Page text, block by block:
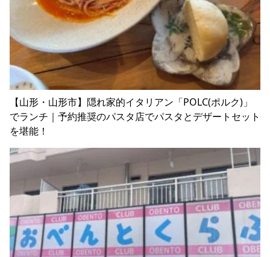
【山形・山形市】隠れ家的イタリアン「POLC(ポルク)」
でランチ｜予約推奨のパスタ店でパスタとデザートセット
を堪能！